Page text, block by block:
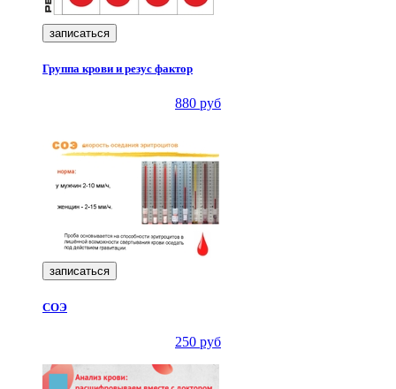
записаться
Группа крови и резус фактор
880 руб
записаться
СОЭ
250 руб